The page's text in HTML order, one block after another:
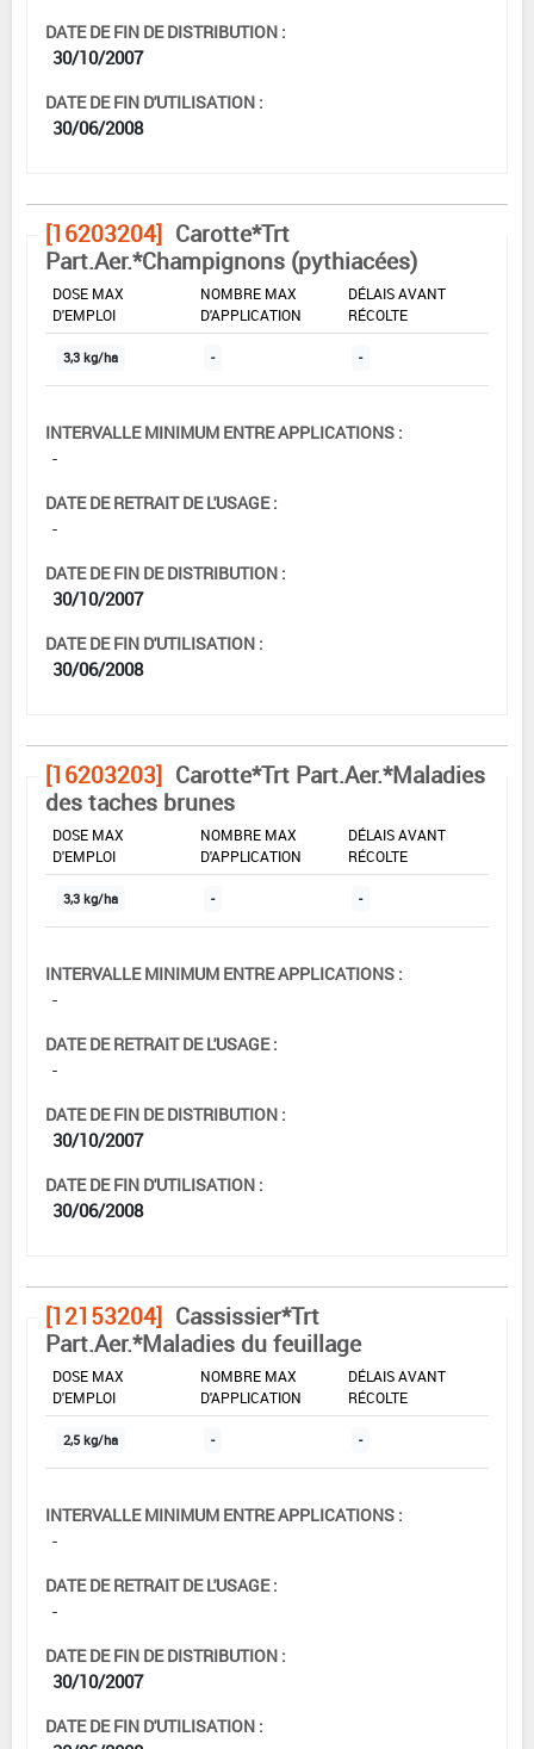
DATE DE FIN DE DISTRIBUTION :
30/10/2007
DATE DE FIN D'UTILISATION :
30/06/2008
[16203204] Carotte*Trt
Part.Aer.*Champignons (pythiacées)
DOSE MAX
D'EMPLOI
NOMBRE MAX
D'APPLICATION
DÉLAIS AVANT
RÉCOLTE
3,3 kg/ha - -
INTERVALLE MINIMUM ENTRE APPLICATIONS :
-
DATE DE RETRAIT DE L'USAGE :
-
DATE DE FIN DE DISTRIBUTION :
30/10/2007
DATE DE FIN D'UTILISATION :
30/06/2008
[16203203] Carotte*Trt Part.Aer.*Maladies
des taches brunes
DOSE MAX
D'EMPLOI
NOMBRE MAX
D'APPLICATION
DÉLAIS AVANT
RÉCOLTE
3,3 kg/ha - -
INTERVALLE MINIMUM ENTRE APPLICATIONS :
-
DATE DE RETRAIT DE L'USAGE :
-
DATE DE FIN DE DISTRIBUTION :
30/10/2007
DATE DE FIN D'UTILISATION :
30/06/2008
[12153204] Cassissier*Trt
Part.Aer.*Maladies du feuillage
DOSE MAX
D'EMPLOI
NOMBRE MAX
D'APPLICATION
DÉLAIS AVANT
RÉCOLTE
2,5 kg/ha - -
INTERVALLE MINIMUM ENTRE APPLICATIONS :
-
DATE DE RETRAIT DE L'USAGE :
-
DATE DE FIN DE DISTRIBUTION :
30/10/2007
DATE DE FIN D'UTILISATION :